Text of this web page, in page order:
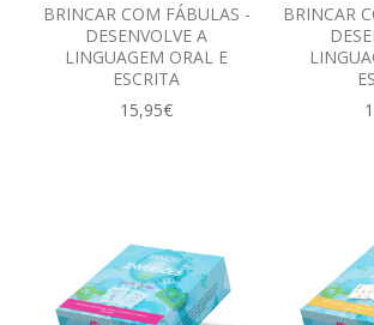
BRINCAR COM FÁBULAS -
DESENVOLVE A
LINGUAGEM ORAL E
ESCRITA
15,95€
BRINCAR